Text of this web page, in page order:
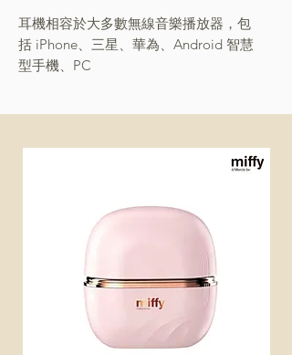
耳機相容於大多數無線音樂播放器，包
括 iPhone、三星、華為、Android 智慧
型手機、PC